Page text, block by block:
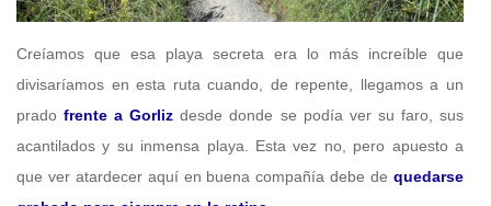
Creíamos que esa playa secreta era lo más increíble que
divisaríamos en esta ruta cuando, de repente, llegamos a un
pradofrente a Gorliz desde donde se podía ver su faro, sus
acantilados y su inmensa playa. Esta vez no, pero apuesto a
que ver atardecer aquí en buena compañía debe de quedarse